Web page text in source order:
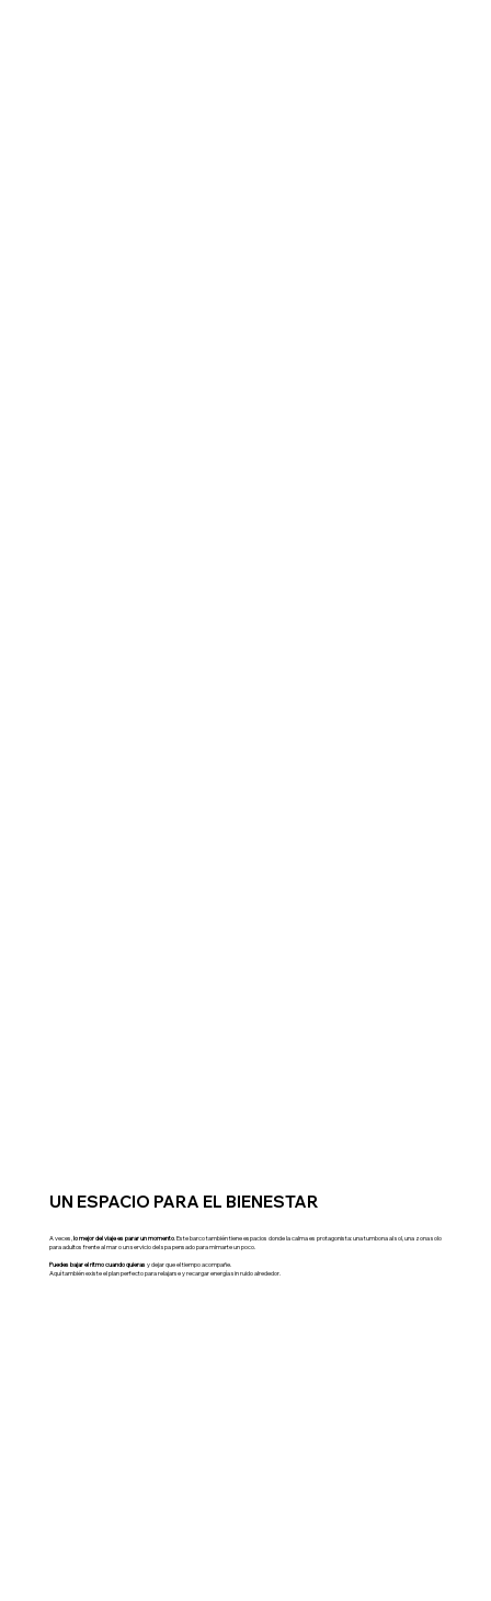
UN ESPACIO PARA EL BIENESTAR
A veces, lo mejor del viaje es parar un momento. Este barco también tiene espacios donde la calma es protagonista: una tumbona al sol, una zona solo
para adultos frente al mar o un servicio del spa pensado para mimarte un poco.
Puedes bajar el ritmo cuando quieras y dejar que el tiempo acompañe.
Aquí también existe el plan perfecto para relajarse y recargar energía sin ruido alrededor.